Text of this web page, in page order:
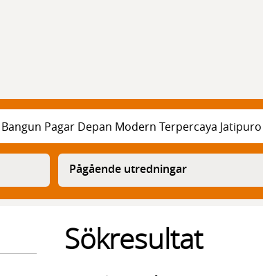
Pågående utredningar
Sökresultat